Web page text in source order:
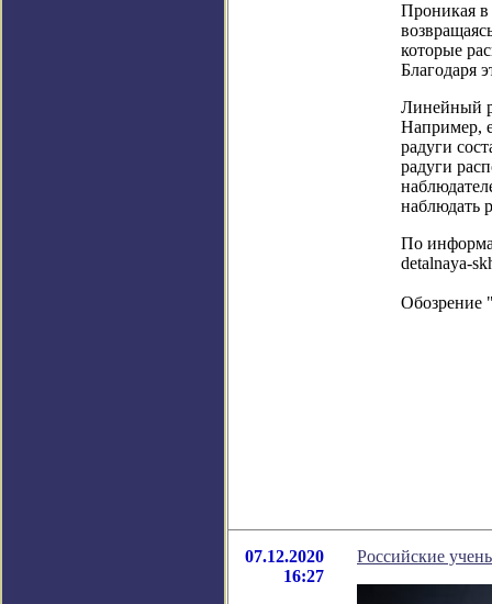
Проникая в
которые
Благодаря
Линейный
Например,
радуги
радуги
наблюдать
По
detalnaya-
Обозрение
07.12.2020
16:27
Российские